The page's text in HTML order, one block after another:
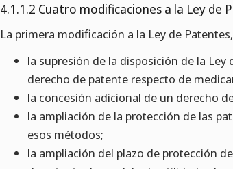
4.1.1.2 Cuatro modificaciones a la Ley de
La primera modificación a la Ley de Patentes,
la supresión de la disposición de la
derecho de patente respecto de
la concesión adicional de un derecho
la ampliación de la protección de las
esos métodos;
la ampliación del plazo de protección